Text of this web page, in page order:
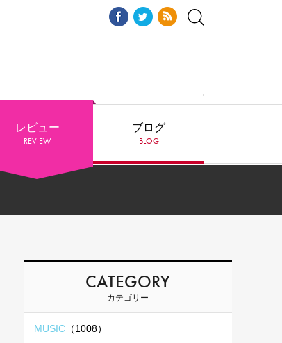
レビュー
REVIEW
ブログ
BLOG
CATEGORY
カテゴリー
MUSIC （1008）